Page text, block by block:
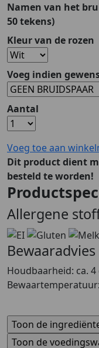
Namen van het
50 tekens)
Kleur van de rozen
Voeg indien
Aantal
Voeg toe aan
Dit product dient
besteld te worden!
Allergene
Bewaaradvies
Houdbaarheid: ca. 4